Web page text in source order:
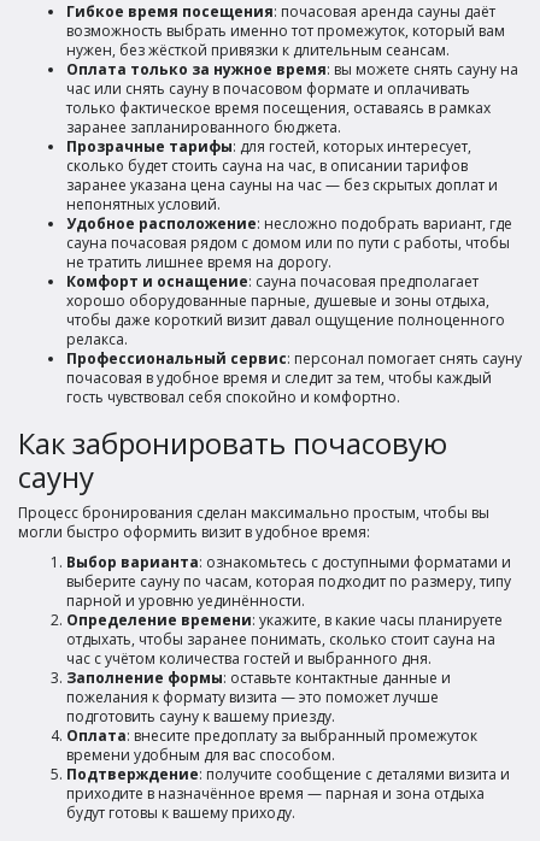
Гибкое время посещения: почасовая аренда сауны даёт
возможность выбрать именно тот промежуток, который вам
нужен, без жёсткой привязки к длительным сеансам.
Оплата только за нужное время: вы можете снять сауну на
час или снять сауну в почасовом формате и оплачивать
только фактическое время посещения, оставаясь в рамках
заранее запланированного бюджета.
Прозрачные тарифы: для гостей, которых интересует,
сколько будет стоить сауна на час, в описании тарифов
заранее указана цена сауны на час — без скрытых доплат и
непонятных условий.
Удобное расположение: несложно подобрать вариант, где
сауна почасовая рядом с домом или по пути с работы, чтобы
не тратить лишнее время на дорогу.
Комфорт и оснащение: сауна почасовая предполагает
хорошо оборудованные парные, душевые и зоны отдыха,
чтобы даже короткий визит давал ощущение полноценного
релакса.
Профессиональный сервис: персонал помогает снять сауну
почасовая в удобное время и следит за тем, чтобы каждый
гость чувствовал себя спокойно и комфортно.
Как забронировать почасовую
сауну
Процесс бронирования сделан максимально простым, чтобы вы
могли быстро оформить визит в удобное время:
Выбор варианта: ознакомьтесь с доступными форматами и
выберите сауну по часам, которая подходит по размеру, типу
парной и уровню уединённости.
Определение времени: укажите, в какие часы планируете
отдыхать, чтобы заранее понимать, сколько стоит сауна на
час с учётом количества гостей и выбранного дня.
Заполнение формы: оставьте контактные данные и
пожелания к формату визита — это поможет лучше
подготовить сауну к вашему приезду.
Оплата: внесите предоплату за выбранный промежуток
времени удобным для вас способом.
Подтверждение: получите сообщение с деталями визита и
приходите в назначённое время — парная и зона отдыха
будут готовы к вашему приходу.